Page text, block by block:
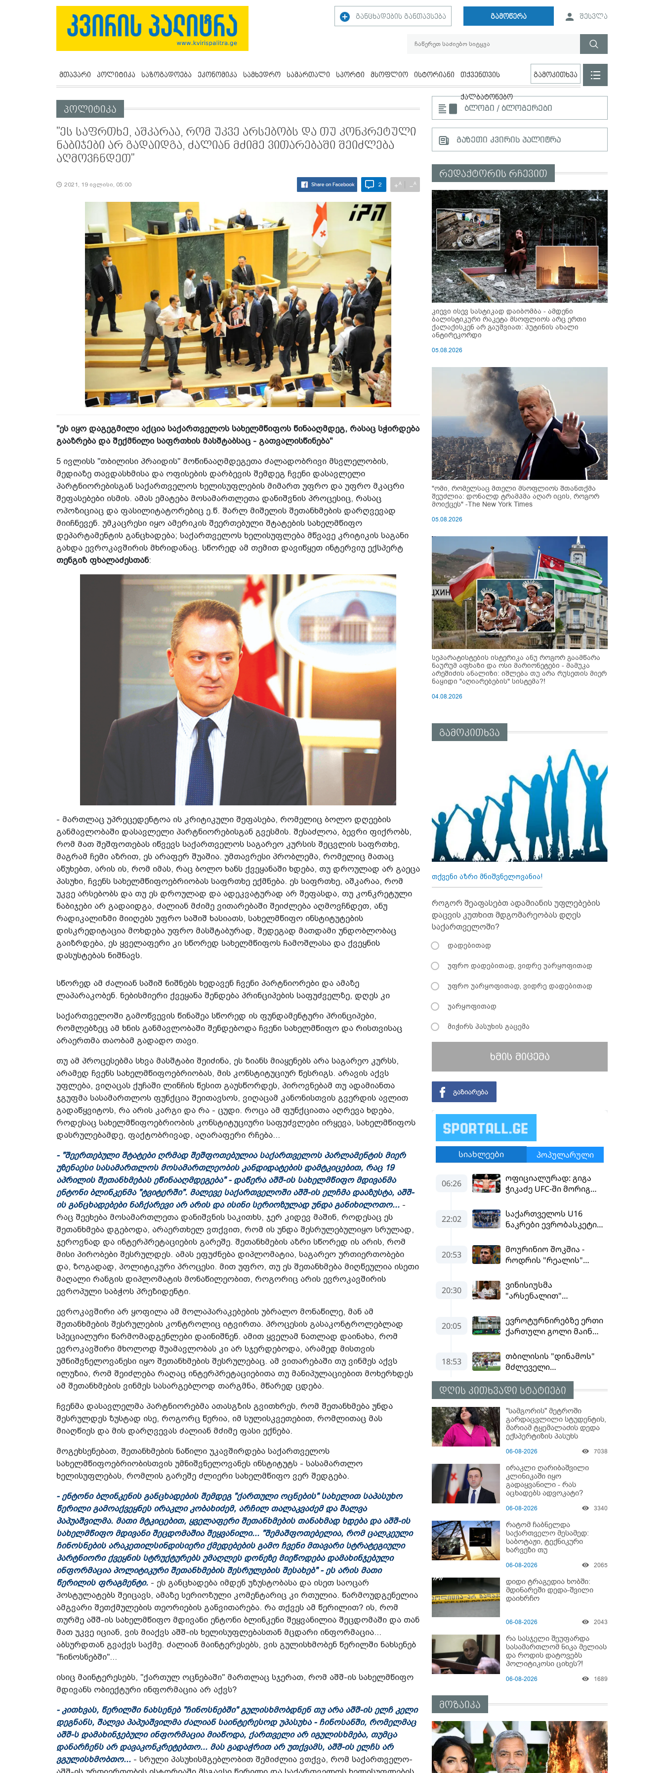
განცხადების განთავსება გამოწერა შესვლა
მთავარი პოლიტიკა საზოგადოება ეკონომიკა სამხედრო სამართალი სპორტი მსოფლიო ისტორიანი თქვენთვის
ქალბატონებო
გამოკითხვა
პოლიტიკა
"ეს საფრთხე, აშკარაა, რომ უკვე არსებობს და თუ კონკრეტული
ნაბიჯები არ გადაიდგა, ძალიან მძიმე ვითარებაში შეიძლება
აღმოვჩნდეთ"
2021, 19 ივლისი, 05:00 2 +A −A
"ეს იყო დაგეგმილი აქცია საქართველოს სახელმწიფოს წინააღმდეგ, რასაც სჭირდება
გააზრება და შექმნილი საფრთხის მასშტაბსაც - გათვალისწინება"
5 ივლისს "თბილისი პრაიდის" მოწინააღმდეგეთა ძალადობრივი მსვლელობის,
მედიაზე თავდასხმისა და ოფისების დარბევის შემდეგ ჩვენი დასავლელი
პარტნიორებისგან საქართველოს ხელისუფლების მიმართ უფრო და უფრო მკაცრი
შეფასებები ისმის. ამას ემატება მოსამართლეთა დანიშვნის პროცესიც, რასაც
ოპოზიციაც და ფასილიტატორებიც ე.წ. შარლ მიშელის შეთანხმების დარღვევად
მიიჩნევენ. უმკაცრესი იყო ამერიკის შეერთებული შტატების სახელმწიფო
დეპარტამენტის განცხადება; საქართველოს ხელისუფლება მწვავე კრიტიკის საგანი
გახდა ევროკავშირის მხრიდანაც. სწორედ ამ თემით დავიწყეთ ინტერვიუ ექსპერტ
თენგიზ ფხალაძესთან:
- მართლაც უპრეცედენტოა ის კრიტიკული შეფასება, რომელიც ბოლო დღეების
განმავლობაში დასავლელი პარტნიორებისგან გვესმის. შესაძლოა, ბევრი ფიქრობს,
რომ მათ შეშფოთებას იწვევს საქართველოს საგარეო კურსის შეცვლის საფრთხე,
მაგრამ ჩემი აზრით, ეს არაფერ შუაშია. უმთავრესი პრობლემა, რომელიც მათაც
აწუხებთ, არის ის, რომ იმას, რაც ბოლო ხანს ქვეყანაში ხდება, თუ დროულად არ გაეცა
პასუხი, ჩვენს სახელმწიფოებრიობას საფრთხე ექმნება. ეს საფრთხე, აშკარაა, რომ
უკვე არსებობს და თუ ეს დროულად და ადეკვატურად არ შეფასდა, თუ კონკრეტული
ნაბიჯები არ გადაიდგა, ძალიან მძიმე ვითარებაში შეიძლება აღმოვჩნდეთ, ანუ
რადიკალიზმი მიიღებს უფრო საშიშ ხასიათს, სახელმწიფო ინსტიტუტების
დისკრედიტაცია მოხდება უფრო მასშტაბურად, შედეგად მათდამი უნდობლობაც
გაიზრდება, ეს ყველაფერი კი სწორედ სახელმწიფოს ჩამოშლასა და ქვეყნის
დასუსტებას ნიშნავს.
სწორედ ამ ძალიან საშიშ ნიშნებს ხედავენ ჩვენი პარტნიორები და ამაზე
ლაპარაკობენ. ნებისმიერი ქვეყანა შენდება პრინციპების საფუძველზე, დღეს კი
საქართველოში გამოწვევის წინაშეა სწორედ ის ფუნდამენტური პრინციპები,
რომლებზეც ამ ხნის განმავლობაში შენდებოდა ჩვენი სახელმწიფო და რისთვისაც
არაერთმა თაობამ გადადო თავი.
თუ ამ პროცესებმა სხვა მასშტაბი შეიძინა, ეს ზიანს მიაყენებს არა საგარეო კურსს,
არამედ ჩვენს სახელმწიფოებრიობას, მის კონსტიტუციურ წესრიგს. არავის აქვს
უფლება, ვიღაცას ქუჩაში ლინჩის წესით გაუსწორდეს, პიროვნებამ თუ ადამიანთა
ჯგუფმა სასამართლოს ფუნქცია შეითავსოს, ვიღაცამ კანონისთვის გვერდის ავლით
გადაწყვიტოს, რა არის კარგი და რა - ცუდი. როცა ამ ფუნქციათა აღრევა ხდება,
როდესაც სახელმწიფოებრიობის კონსტიტუციური საფუძვლები ირყევა, სახელმწიფოს
დასრულებამდე, ფაქტობრივად, აღარაფერი რჩება...
- "შეერთებული შტატები ღრმად შეშფოთებულია საქართველოს პარლამენტის მიერ
უზენაესი სასამართლოს მოსამართლეობის კანდიდატების დამტკიცებით, რაც 19
აპრილის შეთანხმებას ეწინააღმდეგება" - დაწერა აშშ-ის სახელმწიფო მდივანმა
ენტონი ბლინკენმა "ტვიტერში". მალევე საქართველოში აშშ-ის ელჩმა დააზუსტა, აშშ-
ის განცხადებები ნაჩქარევი არ არის და ისინი სერიოზულად უნდა განიხილოთო... -
რაც შეეხება მოსამართლეთა დანიშვნის საკითხს, ჯერ კიდევ მაშინ, როდესაც ეს
შეთანხმება დგებოდა, არაერთხელ ვთქვით, რომ ის უნდა შესრულებულიყო სრულად,
ჯეროვნად და ინტერპრეტაციების გარეშე. შეთანხმების აზრი სწორედ ის არის, რომ
მისი პირობები შესრულდეს. ამას ეფუძნება დიპლომატია, საგარეო ურთიერთობები
და, ზოგადად, პოლიტიკური პროცესი. მით უფრო, თუ ეს შეთანხმება მიღწეულია ისეთი
მაღალი რანგის დიპლომატის მონაწილეობით, როგორიც არის ევროკავშირის
ევროპული საბჭოს პრეზიდენტი.
ევროკავშირი არ ყოფილა ამ მოლაპარაკებების უბრალო მონაწილე, მან ამ
შეთანხმების შესრულების კონტროლიც იტვირთა. პროცესის გასაკონტროლებლად
სპეციალური წარმომადგენლები დაინიშნენ. ამით ყველამ ნათლად დაინახა, რომ
ევროკავშირი მხოლოდ შუამავლობას კი არ სჯერდებოდა, არამედ მისთვის
უმნიშვნელოვანესი იყო შეთანხმების შესრულებაც. ამ ვითარებაში თუ ვინმეს აქვს
ილუზია, რომ შეიძლება რაღაც ინტერპრეტაციებითა თუ მანიპულაციებით მოხერხდეს
ამ შეთანხმების ვინმეს სასარგებლოდ თარგმნა, მწარედ ცდება.
ჩვენმა დასავლელმა პარტნიორებმა ათასგზის გვითხრეს, რომ შეთანხმება უნდა
შესრულდეს ზუსტად ისე, როგორც წერია, იმ სულისკვეთებით, რომლითაც მას
მიაღწიეს და მის დარღვევას ძალიან მძიმე ფასი ექნება.
მოგეხსენებათ, შეთანხმების ნაწილი უკავშირდება საქართველოს
სახელმწიფოებრიობისთვის უმნიშვნელოვანეს ინსტიტუტს - სასამართლო
ხელისუფლებას, რომლის გარეშე ძლიერი სახელმწიფო ვერ შედგება.
- ენტონი ბლინკენის განცხადების შემდეგ "ქართული ოცნების" სახელით საპასუხო
წერილი გამოაქვეყნეს ირაკლი კობახიძემ, არჩილ თალაკვაძემ და შალვა
პაპუაშვილმა. მათი მტკიცებით, ყველაფერი შეთანხმების თანახმად ხდება და აშშ-ის
სახელმწიფო მდივანი შეცდომაშია შეყვანილი... "შემაშფოთებელია, რომ ცალკეული
ჩინოსნების არაკეთილსინდისიერი ქმედებების გამო ჩვენი მთავარი სტრატეგიული
პარტნიორი ქვეყნის სტრუქტურებს უმაღლეს დონეზე მიეწოდება დამახინჯებული
ინფორმაცია პოლიტიკური შეთანხმების შესრულების შესახებ" - ეს არის მათი
წერილის ფრაგმენტი. - ეს განცხადება იმდენ უზუსტობასა და ისეთ საოცარ
პოსტულატებს შეიცავს, ამაზე სერიოზული კომენტარიც კი რთულია. წარმოუდგენელია
ამგვარი შეთქმულების თეორიების განვითარება. რა თქვეს ამ წერილით? ის, რომ
თურმე აშშ-ის სახელმწიფო მდივანი ენტონი ბლინკენი შეყვანილია შეცდომაში და თან
მათ უკვე იციან, ვის მიაქვს აშშ-ის ხელისუფლებასთან მცდარი ინფორმაცია...
აბსურდთან გვაქვს საქმე. ძალიან მაინტერესებს, ვის გულისხმობენ წერილში ნახსენებ
"ჩინოსნებში"...
ისიც მაინტერესებს, "ქართულ ოცნებაში" მართლაც სჯერათ, რომ აშშ-ის სახელმწიფო
მდივანს ობიექტური ინფორმაცია არ აქვს?
- კითხვას, წერილში ნახსენებ "ჩინოსნებში" გულისხმობდნენ თუ არა აშშ-ის ელჩ კელი
დეგნანს, შალვა პაპუაშვილმა ძალიან საინტერესოდ უპასუხა - ჩინოსანში, რომელმაც
აშშ-ს დამახინჯებული ინფორმაცია მიაწოდა, ქართველი არ იგულისხმება, თუმცა
დანარჩენს არ დავაკონკრეტებთო... მას გადაჭრით არ უთქვამს, აშშ-ის ელჩს არ
ვგულისხმობთო... - სრული პასუხისმგებლობით შემიძლია ვთქვა, რომ საქართველო-
ბლოგი / ბლოგერები
გაზეთი კვირის პალიტრა
რედაქტორის რჩევით
კიევი ისევ სასტიკად დაიბომბა - ამდენი
ბალისტიკური რაკეტა მსოფლიოს არც ერთი
ქალაქისკენ არ გაუშვიათ: პუტინის ახალი
ანტირეკორდი
05.08.2026
"ომი, რომელსაც მთელი მსოფლიოს შთანთქმა
შეუძლია: დონალდ ტრამპმა აღარ იცის, როგორ
მოიქცეს" -The New York Times
05.08.2026
სეპარატისტების ისტერიკა ანუ როგორ გაამწარა
ნაურუმ აფხაზი და ოსი მარიონეტები - მამუკა
არეშიძის ანალიზი: იშლება თუ არა რუსეთის მიერ
ნაყიდი "აღიარებების" სისტემა?!
04.08.2026
გამოკითხვა
თქვენი აზრი მნიშვნელოვანია!
როგორ შეაფასებთ ადამიანის უფლებების
დაცვის კუთხით მდგომარეობას დღეს
საქართველოში?
დადებითად
უფრო დადებითად, ვიდრე უარყოფითად
უფრო უარყოფითად, ვიდრე დადებითად
უარყოფითად
მიჭირს პასუხის გაცემა
ხმის მიცემა
დღის კითხვადი სტატიები
"სამგორის" მეტროში
გარდაცვლილი სტუდენტის,
მარიამ ტყემალაძის დედა
ექსპერტიზის პასუხს
გოგონას გარდაცვალების
06-08-2026 7038
ირაკლი ღარიბაშვილი
კლინიკაში იყო
გადაყვანილი - რას
აცხადებს ადვოკატი?
06-08-2026 3340
რატომ ჩაბნელდა
საქართველო მესამედ:
საბოტაჟი, ტექნიკური
ხარვეზი თუ
სანდრო თვალჭრელიძის
06-08-2026 2065
დიდი ტრაგედია ხობში:
მდინარეში დედა-შვილი
დაიხრჩო
06-08-2026 2043
რა სასჯელი შეუფარდა
სასამართლომ ნიკა მელიას
და როდის დატოვებს
პოლიტიკოსი ციხეს?!
06-08-2026 1689
მოზაიკა